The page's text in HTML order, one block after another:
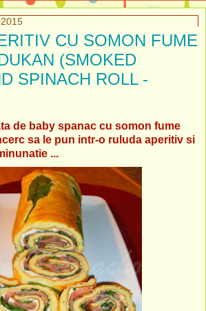
CU SOMON FUME
(SMOKED
SPINACH ROLL -
de baby spanac cu somon fume
sa le pun intr-o ruluda aperitiv si
...